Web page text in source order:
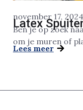
november 17, 2024
Latex
Ben je op zoek
om je muren of
Lees meer